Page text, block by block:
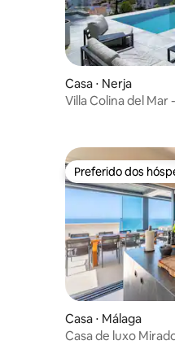
Casa ⋅ Nerja
Villa Colina del
Preferido dos
Preferido dos
Casa ⋅ Málaga
Casa de luxo